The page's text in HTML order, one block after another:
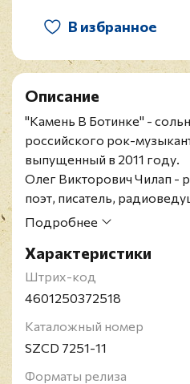
В избранное
Описание
"Камень В Ботинке" -
российского рок-
выпущенный в 2011 году.
Олег Викторович Чилап -
поэт, писатель,
Оптимальный вариант,
Подробнее
Характеристики
Штрих-код
4601250372518
Каталожный номер
SZCD 7251-11
Форматы релиза